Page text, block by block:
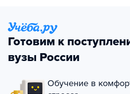
Готовим к
вузы России
Обучение в